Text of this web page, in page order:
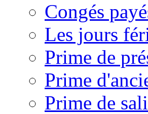
Congés
Les jours
Prime de
Prime
Prime de